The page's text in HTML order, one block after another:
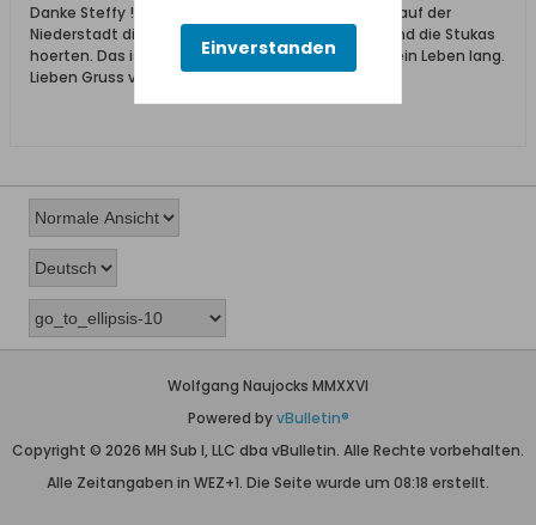
Danke Steffy ! Ich war auch nur 12 Jahre alt, als wir auf der
Niederstadt die Kanonen der Schleswig Holstein und die Stukas
hoerten. Das ist nun schon beinahe 80 Jahre her, ein Leben lang.
Lieben Gruss von der Feli.
Wolfgang Naujocks MMXXVI
Powered byvBulletin®
Copyright © 2026 MH Sub I, LLC dba vBulletin. Alle Rechte vorbehalten.
Alle Zeitangaben in WEZ+1. Die Seite wurde um 08:18 erstellt.
Einverstanden